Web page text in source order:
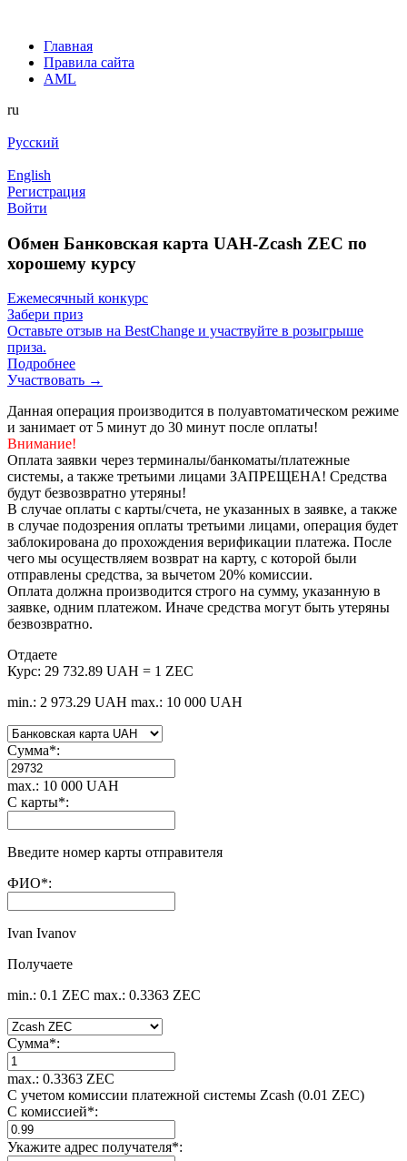
Главная
Правила сайта
AML
ru
Русский
English
Регистрация
Войти
Обмен Банковская карта UAH-Zcash ZEC по
хорошему курсу
Ежемесячный конкурс
Забери приз
Оставьте отзыв на BestChange и участвуйте в розыгрыше
приза.
Подробнее
Участвовать →
Данная операция производится в полуавтоматическом режиме
и занимает от 5 минут до 30 минут после оплаты!
Внимание!
Оплата заявки через терминалы/банкоматы/платежные
системы, а также третьими лицами ЗАПРЕЩЕНА! Средства
будут безвозвратно утеряны!
В случае оплаты с карты/счета, не указанных в заявке, а также
в случае подозрения оплаты третьими лицами, операция будет
заблокирована до прохождения верификации платежа. После
чего мы осуществляем возврат на карту, с которой были
отправлены средства, за вычетом 20% комиссии.
Оплата должна производится строго на сумму, указанную в
заявке, одним платежом. Иначе средства могут быть утеряны
безвозвратно.
Отдаете
Курс: 29 732.89 UAH = 1 ZEC
min.: 2 973.29 UAH max.: 10 000 UAH
Сумма*:
max.: 10 000 UAH
С карты*:
Введите номер карты отправителя
ФИО*:
Ivan Ivanov
Получаете
min.: 0.1 ZEC max.: 0.3363 ZEC
Сумма*:
max.: 0.3363 ZEC
С учетом комиссии платежной системы Zcash (0.01 ZEC)
С комиссией*:
Укажите адрес получателя*: